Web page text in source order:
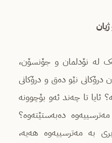
لە نۆدلمان و جۆنسۆن،
درۆکانی نێو دەق و درۆکانی
ئایا تا چەند ئەو بۆچوونە
دەبەستێتەوە؟
بە مەترسییەوە هەیە،